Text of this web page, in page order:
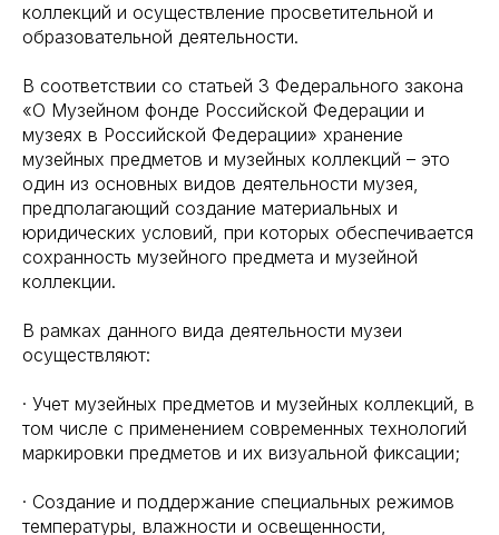
коллекций и осуществление просветительной и
образовательной деятельности.
В соответствии со статьей 3 Федерального закона
«О Музейном фонде Российской Федерации и
музеях в Российской Федерации» хранение
музейных предметов и музейных коллекций – это
один из основных видов деятельности музея,
предполагающий создание материальных и
юридических условий, при которых обеспечивается
сохранность музейного предмета и музейной
коллекции.
В рамках данного вида деятельности музеи
осуществляют:
· Учет музейных предметов и музейных коллекций, в
том числе с применением современных технологий
маркировки предметов и их визуальной фиксации;
· Создание и поддержание специальных режимов
температуры, влажности и освещенности,